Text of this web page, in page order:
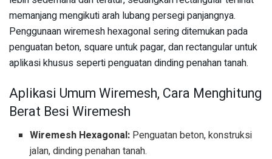
memanjang mengikuti arah lubang persegi panjangnya.
Penggunaan wiremesh hexagonal sering ditemukan pada
penguatan beton, square untuk pagar, dan rectangular untuk
aplikasi khusus seperti penguatan dinding penahan tanah.
Aplikasi Umum Wiremesh, Cara Menghitung
Berat Besi Wiremesh
Wiremesh Hexagonal: Penguatan beton, konstruksi
jalan, dinding penahan tanah.